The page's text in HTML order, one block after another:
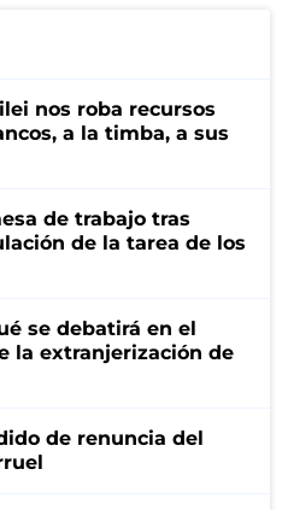
nos roba recursos
a la timba, a sus
de trabajo tras
de la tarea de los
se debatirá en el
la extranjerización de
de renuncia del